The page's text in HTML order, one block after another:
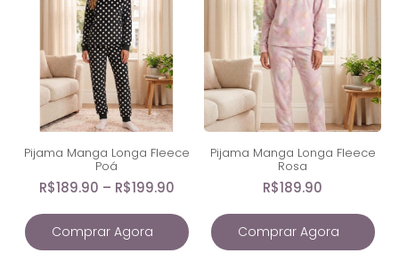
Pijama Manga Longa Fleece
Poá
R$189.90 – R$199.90
Comprar Agora
Pijama Manga Longa Fleece
Rosa
R$189.90
Comprar Agora